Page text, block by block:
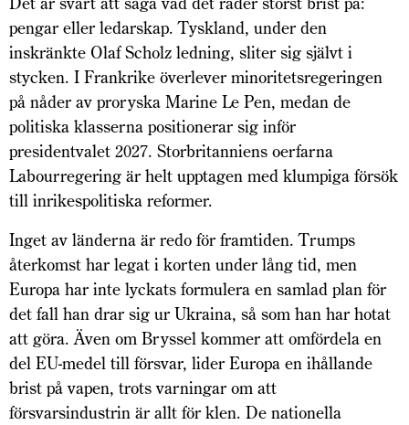
pengar eller ledarskap. Tyskland, under den
inskränkte Olaf Scholz ledning, sliter sig självt i
stycken. I Frankrike överlever minoritetsregeringen
på nåder av proryska Marine Le Pen, medan de
politiska klasserna positionerar sig inför
presidentvalet 2027. Storbritanniens oerfarna
Labourregering är helt upptagen med klumpiga försök
till inrikespolitiska reformer.
Inget av länderna är redo för framtiden. Trumps
återkomst har legat i korten under lång tid, men
Europa har inte lyckats formulera en samlad plan för
det fall han drar sig ur Ukraina, så som han har hotat
att göra. Även om Bryssel kommer att omfördela en
del EU-medel till försvar, lider Europa en ihållande
brist på vapen, trots varningar om att
försvarsindustrin är allt för klen. De nationella